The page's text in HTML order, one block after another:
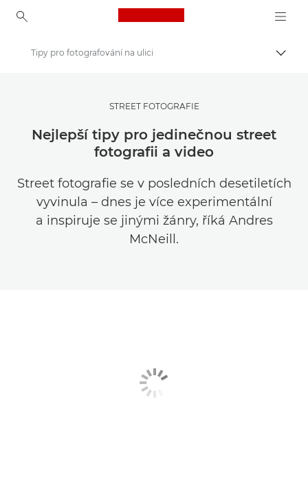
Canon Logo, back to
Get Inspired | Tipy pro fotografování a příručka pro nákup
Tipy a techniky pro fotografování a tisk
Tipy pro fotografování na ulici
STREET FOTOGRAFIE
Nejlepší tipy pro jedinečnou street
fotografii a video
Street fotografie se v posledních desetiletích
vyvinula – dnes je více experimentální
a inspiruje se jinými žánry, říká Andres
McNeill.